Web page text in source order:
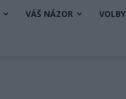
VÁŠ NÁZOR VOLBY